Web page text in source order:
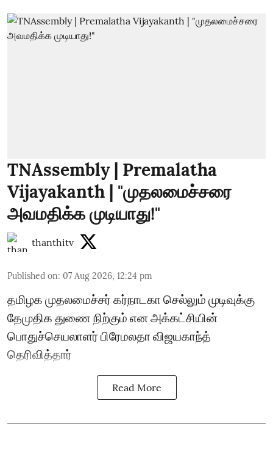
TNAssembly | Premalatha
Vijayakanth | "முதலமைச்சரை
அவமதிக்க முடியாது!"
thanthitv
Published on: 07 Aug 2026, 12:24 pm
தமிழக முதலமைச்சர் கர்நாடகா செல்லும் முடிவுக்கு
தேமுதிக துணை நிற்கும் என அக்கட்சியின்
பொதுச்செயலாளர் பிரேமலதா விஜயகாந்த்
தெரிவித்தார்
Read More